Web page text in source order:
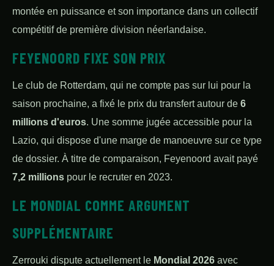
montée en puissance et son importance dans un collectif
compétitif de première division néerlandaise.
FEYENOORD FIXE SON PRIX
Le club de Rotterdam, qui ne compte pas sur lui pour la
saison prochaine, a fixé le prix du transfert autour de 6
millions d'euros. Une somme jugée accessible pour la
Lazio, qui dispose d'une marge de manoeuvre sur ce type
de dossier. À titre de comparaison, Feyenoord avait payé
7,2 millions pour le recruter en 2023.
LE MONDIAL COMME ARGUMENT
SUPPLÉMENTAIRE
Zerrouki dispute actuellement le Mondial 2026 avec